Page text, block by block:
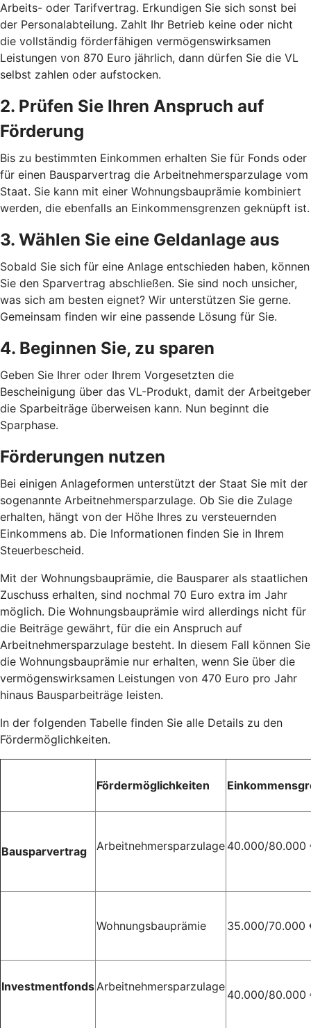
Arbeits- oder Tarifvertrag. Erkundigen Sie sich sonst bei
der Personalabteilung. Zahlt Ihr Betrieb keine oder nicht
die vollständig förderfähigen vermögenswirksamen
Leistungen von 870 Euro jährlich, dann dürfen Sie die VL
selbst zahlen oder aufstocken.
2. Prüfen Sie Ihren Anspruch auf
Förderung
Bis zu bestimmten Einkommen erhalten Sie für Fonds oder
für einen Bausparvertrag die Arbeitnehmersparzulage vom
Staat. Sie kann mit einer Wohnungsbauprämie kombiniert
werden, die ebenfalls an Einkommensgrenzen geknüpft ist.
3. Wählen Sie eine Geldanlage aus
Sobald Sie sich für eine Anlage entschieden haben, können
Sie den Sparvertrag abschließen. Sie sind noch unsicher,
was sich am besten eignet? Wir unterstützen Sie gerne.
Gemeinsam finden wir eine passende Lösung für Sie.
4. Beginnen Sie, zu sparen
Geben Sie Ihrer oder Ihrem Vorgesetzten die
Bescheinigung über das VL-Produkt, damit der Arbeitgeber
die Sparbeiträge überweisen kann. Nun beginnt die
Sparphase.
Förderungen nutzen
Bei einigen Anlageformen unterstützt der Staat Sie mit der
sogenannte Arbeitnehmersparzulage. Ob Sie die Zulage
erhalten, hängt von der Höhe Ihres zu versteuernden
Einkommens ab. Die Informationen finden Sie in Ihrem
Steuerbescheid.
Mit der Wohnungsbauprämie, die Bausparer als staatlichen
Zuschuss erhalten, sind nochmal 70 Euro extra im Jahr
möglich. Die Wohnungsbauprämie wird allerdings nicht für
die Beiträge gewährt, für die ein Anspruch auf
Arbeitnehmersparzulage besteht. In diesem Fall können Sie
die Wohnungsbauprämie nur erhalten, wenn Sie über die
vermögenswirksamen Leistungen von 470 Euro pro Jahr
hinaus Bausparbeiträge leisten.
In der folgenden Tabelle finden Sie alle Details zu den
Fördermöglichkeiten.
Fördermöglichkeiten
Bausparvertrag Arbeitnehmersparzulage 40.000/80.000
Wohnungsbauprämie 35.000/70.000
Investmentfonds Arbeitnehmersparzulage
40.000/80.000